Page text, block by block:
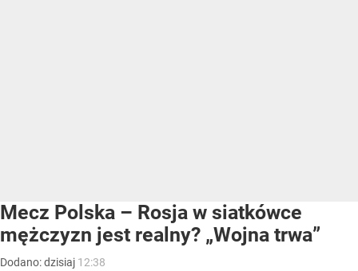
Mecz Polska – Rosja w siatkówce
mężczyzn jest realny? „Wojna trwa”
Dodano:dzisiaj 12:38